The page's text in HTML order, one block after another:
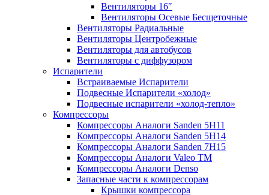
Вентиляторы 16″
Вентиляторы Осевые Бесщеточные
Вентиляторы Радиальные
Вентиляторы Центробежные
Вентиляторы для автобусов
Вентиляторы с диффузором
Испарители
Встраиваемые Испарители
Подвесные Испарители «холод»
Подвесные испарители «холод-тепло»
Компрессоры
Компрессоры Аналоги Sanden 5H11
Компрессоры Аналоги Sanden 5H14
Компрессоры Аналоги Sanden 7H15
Компрессоры Аналоги Valeo ТМ
Компрессоры Аналоги Denso
Запасные части к компрессорам
Крышки компрессора